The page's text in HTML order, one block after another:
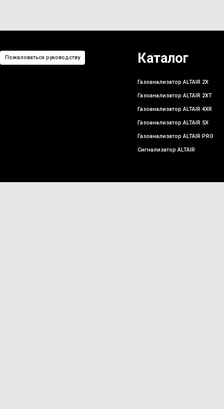
Пожаловаться руководству Каталог
Газоанализатор ALTAIR 2X
Газоанализатор ALTAIR 2XT
Газоанализатор ALTAIR 4XR
Газоанализатор ALTAIR 5X
Газоанализатор ALTAIR PRO
Сигнализатор ALTAIR